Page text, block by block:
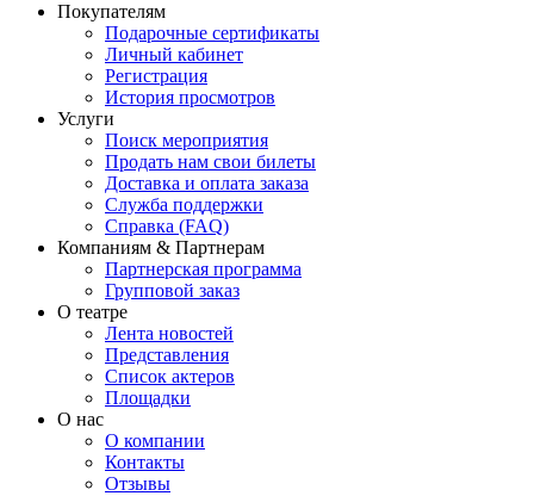
Покупателям
Подарочные сертификаты
Личный кабинет
Регистрация
История просмотров
Услуги
Поиск мероприятия
Продать нам свои билеты
Доставка и оплата заказа
Служба поддержки
Справка (FAQ)
Компаниям & Партнерам
Партнерская программа
Групповой заказ
О театре
Лента новостей
Представления
Список актеров
Площадки
О нас
О компании
Контакты
Отзывы